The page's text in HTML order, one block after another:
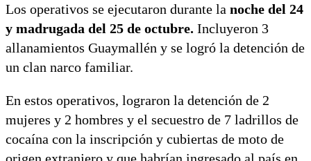
Los operativos se ejecutaron durante la noche del 24
y madrugada del 25 de octubre. Incluyeron 3
allanamientos Guaymallén y se logró la detención de
un clan narco familiar.
En estos operativos, lograron la detención de 2
mujeres y 2 hombres y el secuestro de 7 ladrillos de
cocaína con la inscripción y cubiertas de moto de